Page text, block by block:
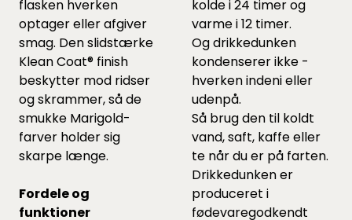
flasken hverken
optager eller afgiver
smag. Den slidstærke
Klean Coat® finish
beskytter mod ridser
og skrammer, så de
smukke Marigold-
farver holder sig
skarpe længe.
Fordele og
funktioner
kolde i 24 timer og
varme i 12 timer.
Og drikkedunken
kondenserer ikke -
hverken indeni eller
udenpå.
Så brug den til koldt
vand, saft, kaffe eller
te når du er på farten.
Drikkedunken er
produceret i
fødevaregodkendt